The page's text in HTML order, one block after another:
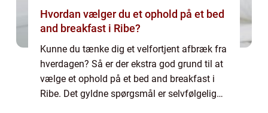
Hvordan vælger du et ophold på et bed
and breakfast i Ribe?
Kunne du tænke dig et velfortjent afbræk fra
hverdagen? Så er der ekstra god grund til at
vælge et ophold på et bed and breakfast i
Ribe. Det gyldne spørgsmål er selvfølgelig